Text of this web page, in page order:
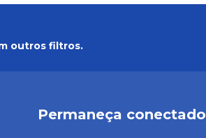
outros filtros.
Permaneça conectado